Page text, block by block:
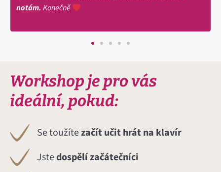
notám. Konečně
Workshop je pro vás
ideální, pokud:
Se toužítezačít učit hrát na klavír
Jstedospělí začátečníci